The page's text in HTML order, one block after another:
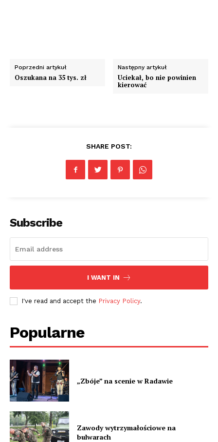
Poprzedni artykuł
Oszukana na 35 tys. zł
Następny artykuł
Uciekał, bo nie powinien
kierować
SHARE POST:
Subscribe
I WANT IN
I've read and accept the Privacy Policy.
Popularne
„Zbóje” na scenie w Radawie
Zawody wytrzymałościowe na
bulwarach